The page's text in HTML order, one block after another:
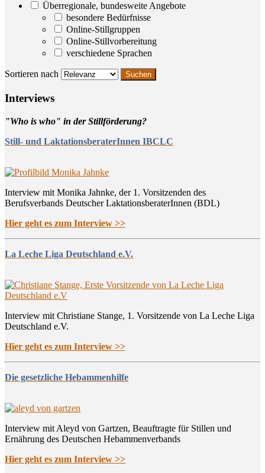
Überregionale, bundesweite Angebote
besondere Bedürfnisse
Online-Stillgruppen
Online-Stillvorbereitung
verschiedene Sprachen
Sortieren nach
Inter­views
"Who is who" in der Stillförderung?
Still- und LaktationsberaterInnen IBCLC
Interview mit Monika Jahnke, der 1. Vorsitzenden des
Berufsverbands Deutscher LaktationsberaterInnen (BDL)
Hier geht es zum Interview >>
La Leche Liga Deutschland e.V.
Interview mit Christiane Stange, 1. Vorsitzende von La Leche Liga
Deutschland e.V.
Hier geht es zum Interview >>
Die gesetzliche Hebammenhilfe
Interview mit Aleyd von Gartzen, Beauftragte für Stillen und
Ernährung des Deutschen Hebammenverbands
Hier geht es zum Interview >>